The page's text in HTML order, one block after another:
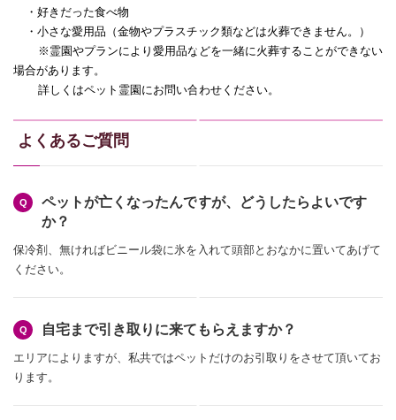
・好きだった食べ物
・小さな愛用品（金物やプラスチック類などは火葬できません。）
※霊園やプランにより愛用品などを一緒に火葬することができない
場合があります。
詳しくはペット霊園にお問い合わせください。
よくあるご質問
ペットが亡くなったんですが、どうしたらよいです
か？
保冷剤、無ければビニール袋に氷を入れて頭部とおなかに置いてあげて
ください。
自宅まで引き取りに来てもらえますか？
エリアによりますが、私共ではペットだけのお引取りをさせて頂いてお
ります。